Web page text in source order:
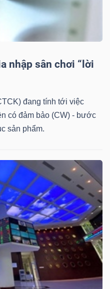
nhập sân chơi “lời
đang tính tới việc
có đảm bảo (CW) - bước
sản phẩm.